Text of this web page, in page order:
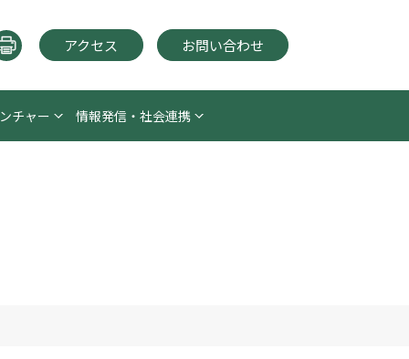
アクセス お問い合わせ
チャー 情報発信・社会連携